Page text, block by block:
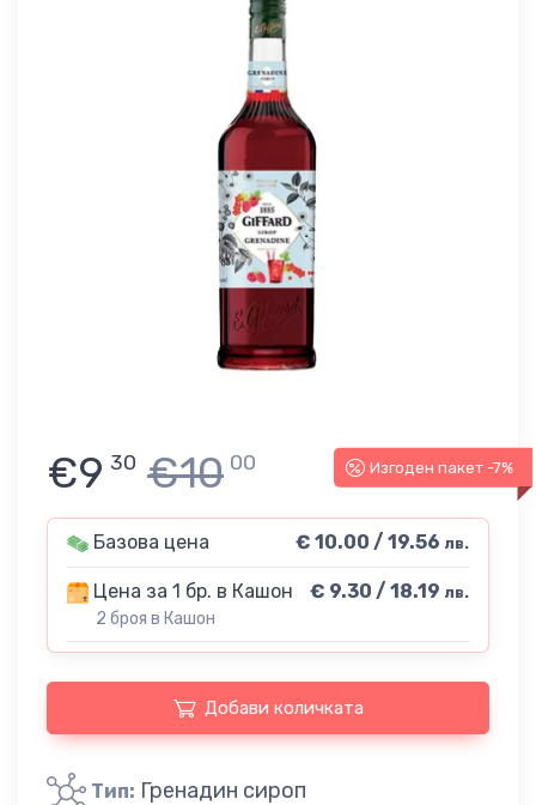
Изгоден пакет -7%
€9 30 €10 00
Базова цена € 10.00 / 19.56 лв.
Цена за 1 бр. в Кашон
2 броя в Кашон
€ 9.30 / 18.19 лв.
Добави количката
Тип: Гренадин сироп